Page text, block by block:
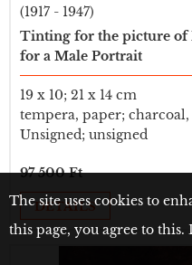
(1917 - 1947)
Tinting for the picture
for a Male Portrait
19 x 10; 21 x 14 cm
tempera, paper;
Unsigned; unsigned
97 500 Ft
DETAILS
The site uses cookies to
this page, you agree to this.